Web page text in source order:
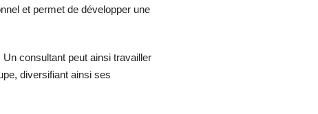
et permet de développer une
consultant peut ainsi travailler
diversifiant ainsi ses